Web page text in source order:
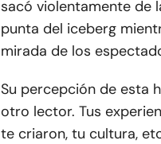
sacó violentamente de
punta del iceberg
mirada de los
Su percepción de esta
otro lector. Tus
te criaron, tu cultura,